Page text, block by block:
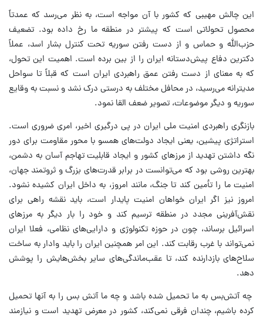
این چالش مهیبی که کشور با آن مواجه است، به نظر می‌رسد که عمدتاً
محصول تحولاتی است که پیشتر در منطقه ما رخ داده بود. تضعیف
حزب‌الله و حماس و از دست رفتن سوریه تحت کنترل بشار اسد، عملاً
دکترین دفاع پیش‌دستانه ایران را از بین برده است. اهمیت این تحول،
که به معنای از دست رفتن عمق راهبردی ایران است که قبلاً تا سواحل
مدیترانه می‌رسید، در محافل مختلف به درستی درک نشد و نسبت به وقایع
سوریه و دیگر موضوعات، تصویر ضعف القا نمود.
بازنگری راهبردی امنیت ملی ایران در پی درگیری اخیر، امری ضروری است.
استراتژی پیشین، یعنی ایجاد دولت‌های همسو با محور مقاومت برای دور
نگه داشتن تهدید از مرزهای کشور و ایجاد قابلیت تهاجم آسان به دشمن،
بهترین روشی بود که می‌توانست در برابر قدرت‌های بزرگ و ثروتمند جهان،
امنیت ما را تأمین کند تا جنگ، مانند امروز، به داخل ایران کشیده نشود.
امروز نیز اگر ایران خواهان امنیت پایدار است، باید نقشه راهی برای
نقش‌آفرینی مجدد در منطقه ترسیم کند و خود را بار دیگر به مرزهای
اسرائیل برساند، چون در حوزه تکنولوژی و دارایی‌های نظامی، فعلا ایران
نمی‌تواند با غرب رقابت کند. این امر همچنین ایران را باید وادار به ساخت
سلاح‌های بازدارنده کند، تا عقب‌ماندگی‌های سایر بخش‌هایش را پوشش
دهد.
چه آتش‌بس به ما تحمیل شده باشد و چه ما آتش ‌بس را به آنها تحمیل
کرده باشیم، چندان فرقی نمی‌کند، کشور در معرض تهدید است و نیازمند